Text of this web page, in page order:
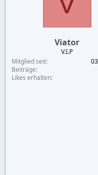
Viator
V.I.P
Mitglied seit
Beiträge
Likes erhalten